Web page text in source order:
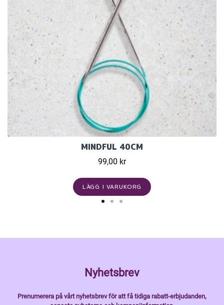
MINDFUL 40CM
99,00 kr
LÄGG I VARUKORG
Nyhetsbrev
Prenumerera på vårt nyhetsbrev för att få tidiga rabatt-erbjudanden,